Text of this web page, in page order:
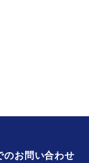
のお問い合わせ